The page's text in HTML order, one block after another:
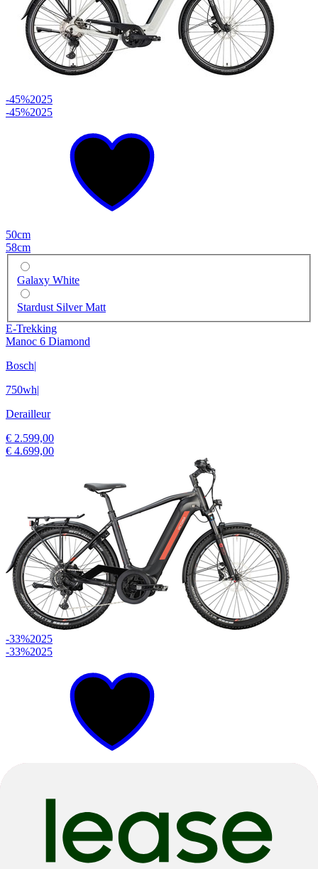
-45%2025
-45%2025
50cm
58cm
Galaxy White
Stardust Silver Matt
E-Trekking
Manoc 6 Diamond
Bosch|
750wh|
Derailleur
€ 2.599,00
€ 4.699,00
-33%2025
-33%2025
48cm
Anthr Grey Matt
Avyon 10 Diamond